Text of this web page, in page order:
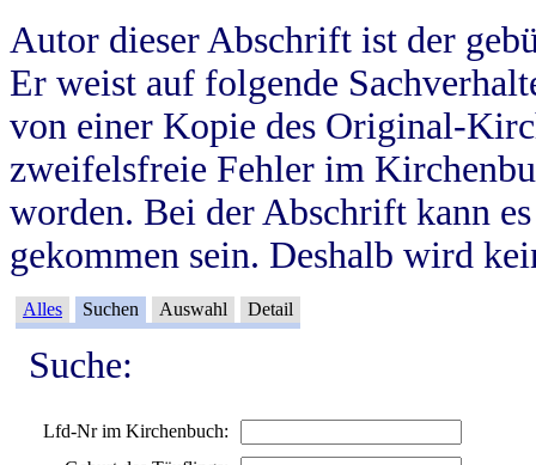
Autor dieser Abschrift ist der
Er weist auf folgende
von einer Kopie des Original-
zweifelsfreie Fehler im
worden. Bei der Abschrift kann
gekommen sein. Deshalb wird
Alles Suchen Auswahl Detail
Suche:
Lfd-Nr im Kirchenbuch: